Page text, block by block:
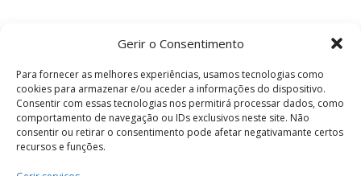
Gerir o Consentimento
Para fornecer as melhores experiências, usamos tecnologias como
cookies para armazenar e/ou aceder a informações do dispositivo.
Consentir com essas tecnologias nos permitirá processar dados, como
comportamento de navegação ou IDs exclusivos neste site. Não
consentir ou retirar o consentimento pode afetar negativamante certos
recursos e funções.